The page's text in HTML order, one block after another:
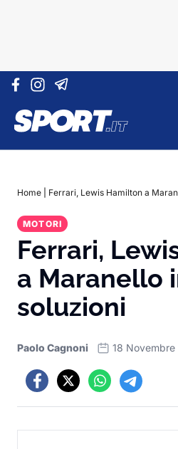
Vai al contenuto
Home Ferrari, Lewis Hamilton a
MOTORI
Ferrari,
a Maranello
soluzioni
Paolo Cagnoni 18